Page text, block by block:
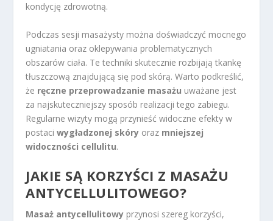
kondycję zdrowotną.
Podczas sesji masażysty można doświadczyć mocnego
ugniatania oraz oklepywania problematycznych
obszarów ciała. Te techniki skutecznie rozbijają tkankę
tłuszczową znajdującą się pod skórą. Warto podkreślić,
że ręczne przeprowadzanie masażu uważane jest
za najskuteczniejszy sposób realizacji tego zabiegu.
Regularne wizyty mogą przynieść widoczne efekty w
postaciwygładzonej skóry oraz mniejszej
widoczności cellulitu.
JAKIE SĄ KORZYŚCI Z MASAŻU
ANTYCELLULITOWEGO?
Masaż antycellulitowy przynosi szereg korzyści,